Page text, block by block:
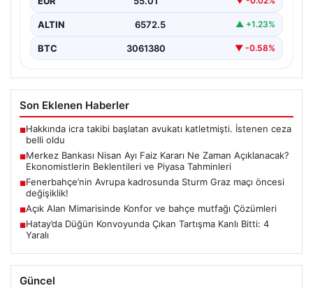
ALTIN 6572.5 ▲ +1.23%
BTC 3061380 ▼ -0.58%
Son Eklenen Haberler
■Hakkında icra takibi başlatan avukatı katletmişti. İstenen ceza
belli oldu
■Merkez Bankası Nisan Ayı Faiz Kararı Ne Zaman Açıklanacak?
Ekonomistlerin Beklentileri ve Piyasa Tahminleri
■Fenerbahçe’nin Avrupa kadrosunda Sturm Graz maçı öncesi
değişiklik!
■Açık Alan Mimarisinde Konfor ve bahçe mutfağı Çözümleri
■Hatay’da Düğün Konvoyunda Çıkan Tartışma Kanlı Bitti: 4
Yaralı
Güncel